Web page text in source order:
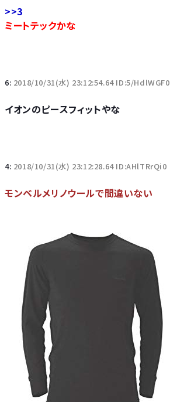
>>3
ミートテックかな
6: 2018/10/31(水) 23:12:54.64 ID:5/HdlWGF0
イオンのピースフィットやな
4: 2018/10/31(水) 23:12:28.64 ID:AHlTRrQi0
モンベルメリノウールで間違いない